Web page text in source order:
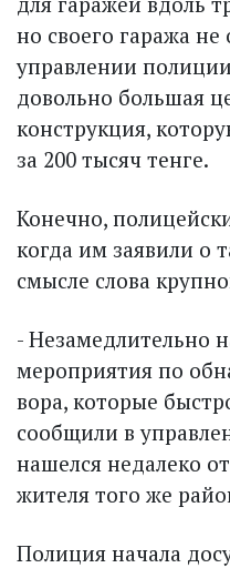
но своего гаража
управлении
довольно большая
конструкция,
за 200 тысяч тенге.
Конечно,
когда им заявили о
смысле слова
- Незамедлительно
мероприятия по
вора, которые
сообщили в
нашелся недалеко
жителя того же
Полиция начала